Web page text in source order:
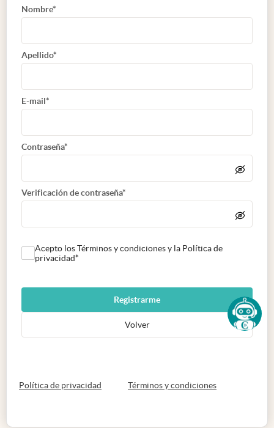
Nombre*
Apellido*
E-mail*
Contraseña*
Verificación de contraseña*
Acepto los Términos y condiciones y la Política de
privacidad*
Registrarme
Volver
Política de privacidad abre en nueva pestaña
Términos y condicionesabre en nueva